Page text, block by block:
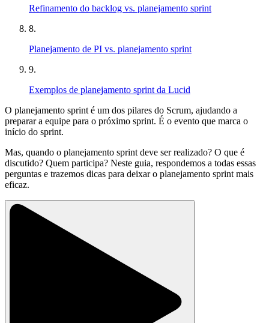
Refinamento do backlog vs. planejamento sprint
8.
Planejamento de PI vs. planejamento sprint
9.
Exemplos de planejamento sprint da Lucid
O planejamento sprint é um dos pilares do Scrum, ajudando a
preparar a equipe para o próximo sprint. É o evento que marca o
início do sprint.
Mas, quando o planejamento sprint deve ser realizado? O que é
discutido? Quem participa? Neste guia, respondemos a todas essas
perguntas e trazemos dicas para deixar o planejamento sprint mais
eficaz.